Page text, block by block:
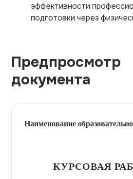
эффективности
подготовки через
Предпросмотр
документа
Наименование
КУРСОВАЯ